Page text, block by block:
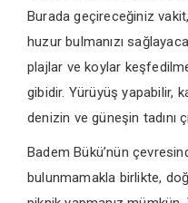
Burada geçireceğiniz
huzur bulmanızı
plajlar ve koylar
gibidir. Yürüyüş yapabilir,
denizin ve güneşin tadını
Badem Bükü’nün
bulunmamakla birlikte,